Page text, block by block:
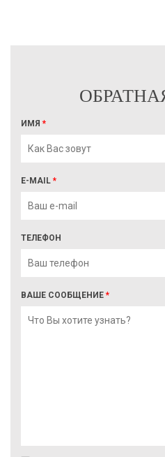
ИМЯ *
E-MAIL *
ТЕЛЕФОН
ВАШЕ СООБЩЕНИЕ *